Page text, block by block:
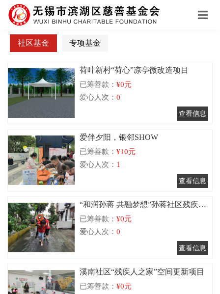
社区基金 专项基金
荷叶新村“荷心”凉亭微改造项目
已筹善款： ¥0元
爱心人次： 0
爱伴夕阳，银邻SHOW
已筹善款： ¥10元
爱心人次： 1
“和润孙蒋 共融梦想”孙蒋社区残疾人
关爱项目
已筹善款： ¥0元
爱心人次： 0
溪南社区“残疾人之家”空间更新项目
已筹善款： ¥0元